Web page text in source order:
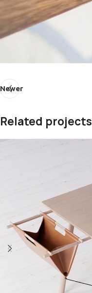
Newer
Related projects